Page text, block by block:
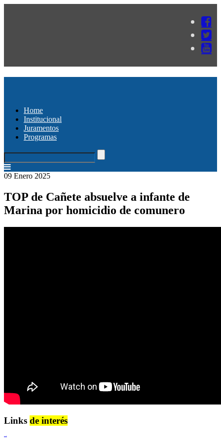
Home
Institucional
Juramentos
Programas
09 Enero 2025
TOP de Cañete absuelve a infante de
Marina por homicidio de comunero
Links de interés